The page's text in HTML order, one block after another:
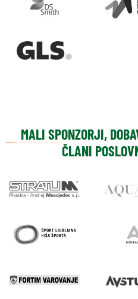
MALI SPONZORJI,
ČLANI